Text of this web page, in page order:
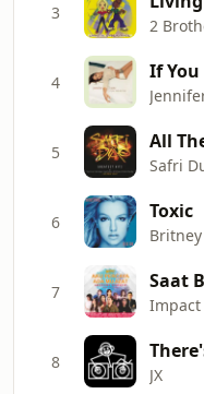
3
2
4
5
Safri
6 Toxic
7
Impact
8
JX